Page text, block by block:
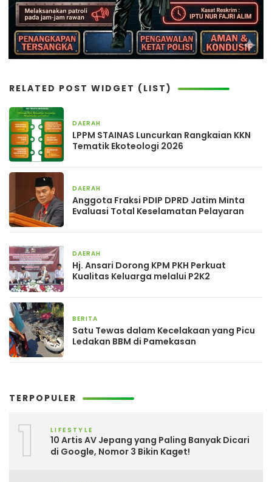
RELATED POST WIDGET (LIST)
DAERAH
LPPM STAINAS Luncurkan Rangkaian KKN
Tematik Ekoteologi 2026
DAERAH
Anggota Fraksi PDIP DPRD Jatim Minta
Evaluasi Total Keselamatan Pelayaran
DAERAH
Hj. Ansari Dorong KPM PKH Perkuat
Kualitas Keluarga melalui P2K2
BERITA
Satu Tewas dalam Kecelakaan yang Picu
Ledakan BBM di Pamekasan
TERPOPULER
1 LIFESTYLE
10 Artis AV Jepang yang Paling Banyak Dicari
di Google, Nomor 3 Bikin Kaget!